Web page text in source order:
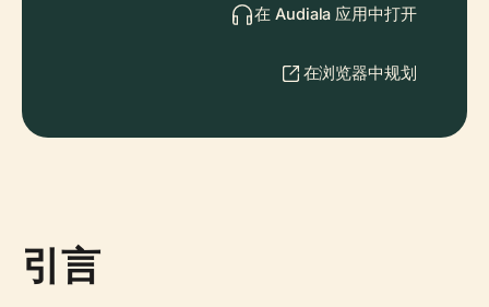
在 Audiala 应用中打开
在浏览器中规划
引言